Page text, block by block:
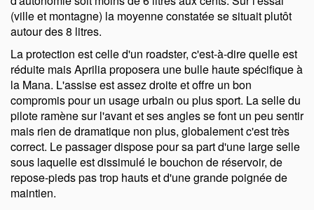
(ville et montagne) la moyenne constatée se situait plutôt
autour des 8 litres.
La protection est celle d'un roadster, c'est-à-dire quelle est
réduite mais Aprilia proposera une bulle haute spécifique à
la Mana. L'assise est assez droite et offre un bon
compromis pour un usage urbain ou plus sport. La selle du
pilote ramène sur l'avant et ses angles se font un peu sentir
mais rien de dramatique non plus, globalement c'est très
correct. Le passager dispose pour sa part d'une large selle
sous laquelle est dissimulé le bouchon de réservoir, de
repose-pieds pas trop hauts et d'une grande poignée de
maintien.